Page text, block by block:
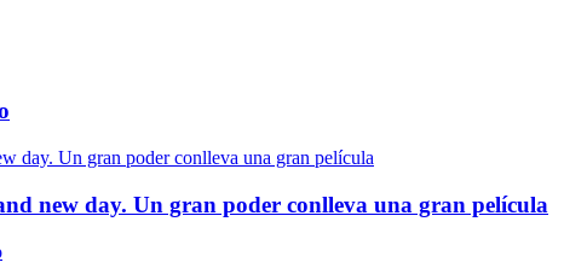
new day. Un gran poder conlleva una gran película